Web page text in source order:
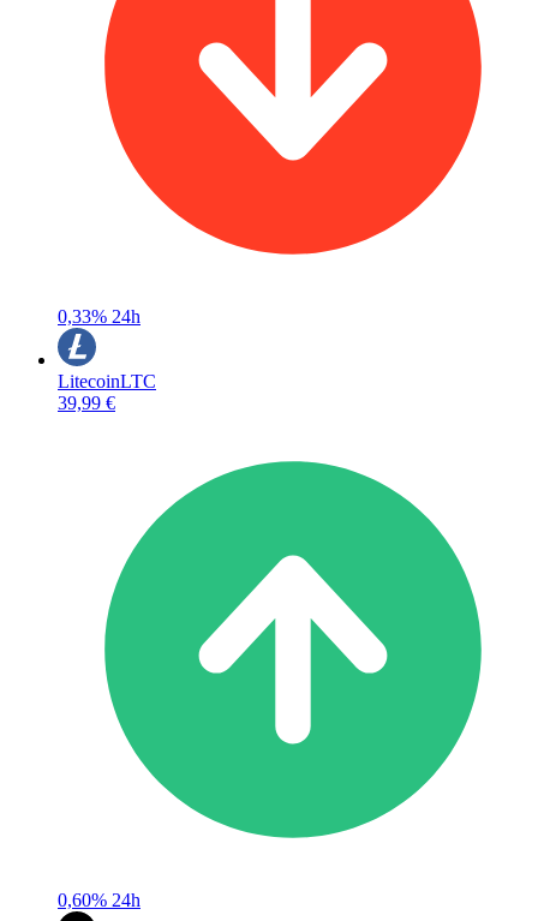
0,33% 24h
LitecoinLTC
39,99 €
0,60% 24h